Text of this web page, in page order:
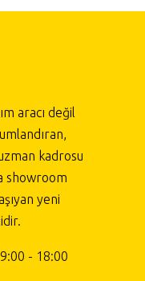
aracı değil
kadrosu
showroom
yeni
- 18:00